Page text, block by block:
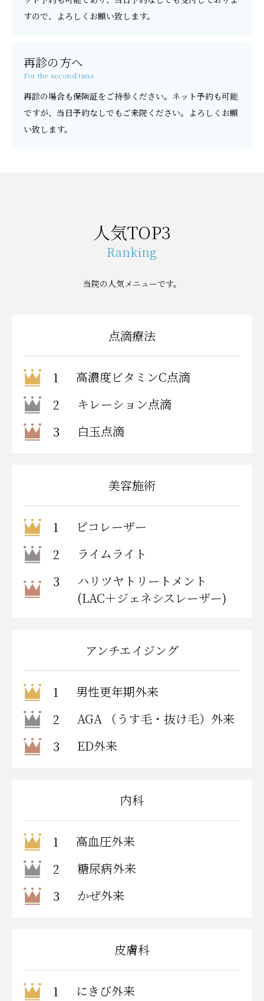
すので、よろしくお願い致します。
再診の方へ
For the second time
再診の場合も保険証をご持参ください。ネット予約も可能
ですが、当日予約なしでもご来院ください。よろしくお願
い致します。
人気TOP3
Ranking
当院の人気メニューです。
点滴療法
1
高濃度ビタミンC点滴
2
キレーション点滴
3
白玉点滴
美容施術
1
ピコレーザー
2
ライムライト
3
ハリツヤトリートメント
(LAC＋ジェネシスレーザー)
アンチエイジング
1
男性更年期外来
2
AGA （うす毛・抜け毛）外来
3
ED外来
内科
1
高血圧外来
2
糖尿病外来
3
かぜ外来
皮膚科
1
にきび外来